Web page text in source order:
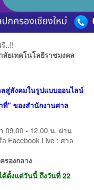
..!!
ยเทคโนโลยีราชมงคล
ลสู่สังคมในรูปแบบออนไลน์
ที่" ของสำนักงานศาล
09.00 - 12.00 น. ผ่าน
Facebook Live : ศาล
รองกลาง
ด้ตั้งแต่วันนี้ ถึงวันที่ 22